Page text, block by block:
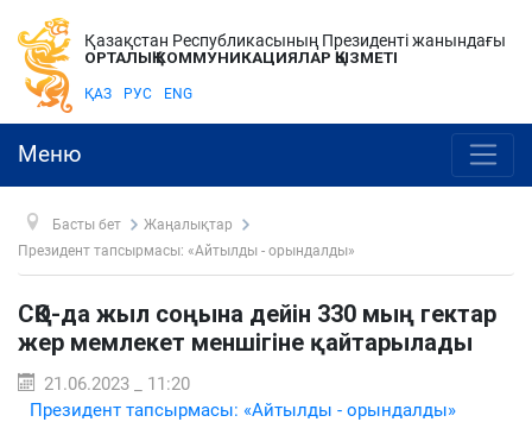
Қазақстан Республикасының Президенті жанындағы
ОРТАЛЫҚ КОММУНИКАЦИЯЛАР ҚЫЗМЕТІ
ҚАЗ РУС ENG
Меню
Басты бет
Жаңалықтар
Президент тапсырмасы: «Айтылды - орындалды»
СҚО-да жыл соңына дейін 330 мың гектар
жер мемлекет меншігіне қайтарылады
21.06.2023 _ 11:20
Президент тапсырмасы: «Айтылды - орындалды»